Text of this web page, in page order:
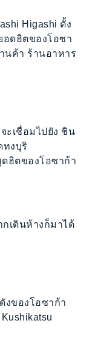
Higashi ตั้ง
อดฮิตของโอซา
นค้า ร้านอาหาร
ะเชื่อมไปยัง ชิน
ทงบุริ
ดฮิตของโอซาก้า
เดินห้างก็มาได้
งของโอซาก้า